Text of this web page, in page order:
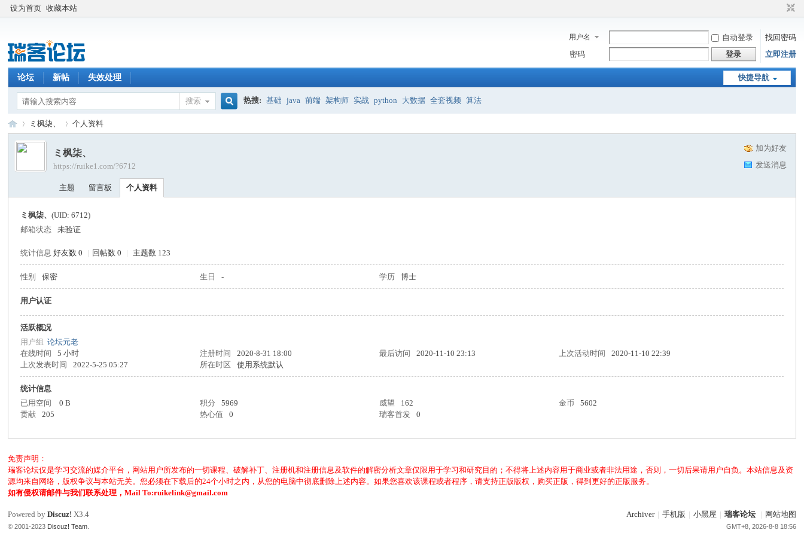
设为首页 收藏本站
用户名 自动登录
找回密码
密码
登录 立即注册
快捷导航
论坛 新帖 失效处理
搜索 热搜: 基础 java 前端 架构师 实战 python 大数据 全套视频 算法
›
ミ枫柒、 个人资料
加为好友
发送消息
ミ枫柒、
https://ruike1.com/?6712
主题 留言板 个人资料
ミ枫柒、(UID: 6712)
邮箱状态
未验证
统计信息 好友数 0 | 回帖数 0 | 主题数 123
性别 保密 生日 - 学历 博士
用户认证
活跃概况
用户组论坛元老
在线时间
5 小时 注册时间 2020-8-31 18:00 最后访问 2020-11-10 23:13 上次活动时间
2020-11-10 22:39
上次发表时间
2022-5-25 05:27 所在时区 使用系统默认
统计信息
已用空间
0 B 积分 5969 威望 162 金币
5602
贡献
205 热心值 0 瑞客首发 0
免责声明：
瑞客论坛仅是学习交流的媒介平台，网站用户所发布的一切课程、破解补丁、注册机和注册信息及软件的解密分析文章仅限用于学习和研究目的；不得将上述内容用于商业或者非法用途，否则，一切后果请用户自负。本站信息及资
源均来自网络，版权争议与本站无关。您必须在下载后的24个小时之内，从您的电脑中彻底删除上述内容。如果您喜欢该课程或者程序，请支持正版版权，购买正版，得到更好的正版服务。
如有侵权请邮件与我们联系处理，Mail To:ruikelink@gmail.com
Archiver | 手机版 | 小黑屋 | 瑞客论坛 | 网站地图
GMT+8, 2026-8-8 18:56
Powered byDiscuz! X3.4
© 2001-2023 Discuz! Team